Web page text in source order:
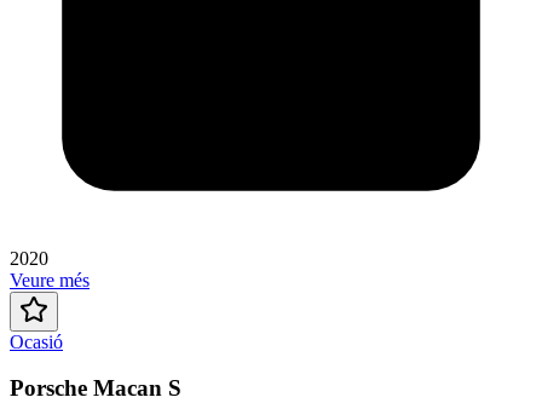
2020
Veure més
Ocasió
Porsche Macan S